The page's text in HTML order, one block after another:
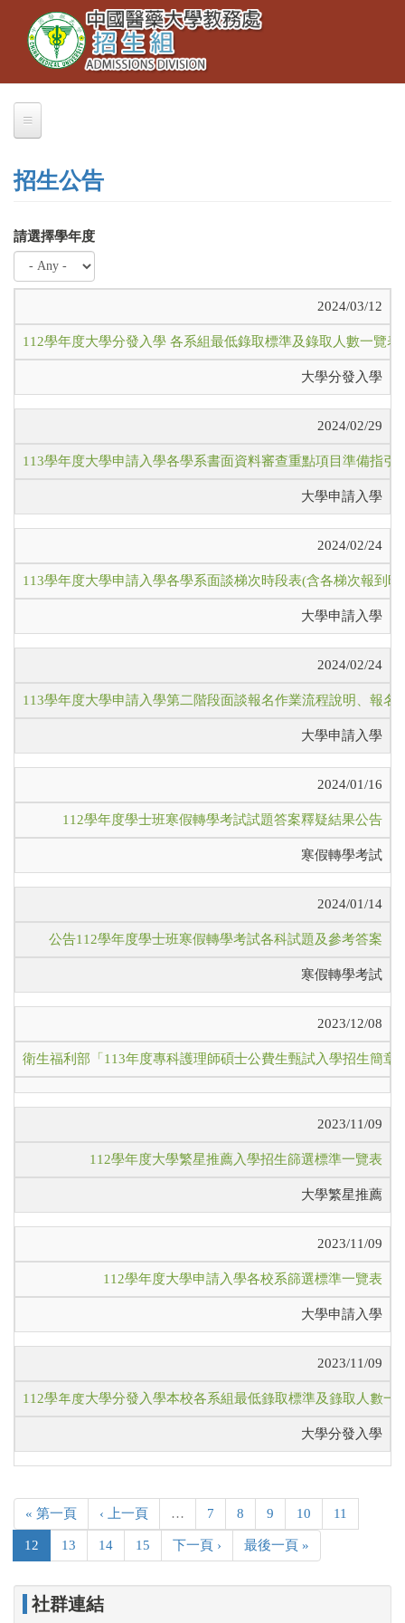
容
招生公告
請選擇學年度
2024/03/12
112學年度大學分發入學 各系組最低錄取標準及錄取人數一覽表
大學分發入學
2024/02/29
113學年度大學申請入學各學系書面資料審查重點項目準備指引
大學申請入學
2024/02/24
113學年度大學申請入學各學系面談梯次時段表(含各梯次報到
大學申請入學
2024/02/24
113學年度大學申請入學第二階段面談報名作業流程說明、報
大學申請入學
2024/01/16
112學年度學士班寒假轉學考試試題答案釋疑結果公告
寒假轉學考試
2024/01/14
公告112學年度學士班寒假轉學考試各科試題及參考答案
寒假轉學考試
2023/12/08
衛生福利部「113年度專科護理師碩士公費生甄試入學招生簡章
2023/11/09
112學年度大學繁星推薦入學招生篩選標準一覽表
大學繁星推薦
2023/11/09
112學年度大學申請入學各校系篩選標準一覽表
大學申請入學
2023/11/09
112學年度大學分發入學本校各系組最低錄取標準及錄取人數一
大學分發入學
« 第一頁 ‹ 上一頁 … 7 8 9 10 11
12 13 14 15 下一頁 › 最後一頁 »
社群連結